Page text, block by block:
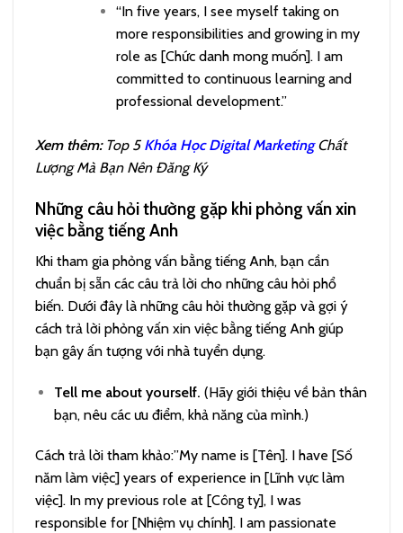
“In five years, I see myself taking on
more responsibilities and growing in my
role as [Chức danh mong muốn]. I am
committed to continuous learning and
professional development.”
Xem thêm:Top 5 Khóa Học Digital Marketing Chất
Lượng Mà Bạn Nên Đăng Ký
Những câu hỏi thường gặp khi phỏng vấn xin
việc bằng tiếng Anh
Khi tham gia phỏng vấn bằng tiếng Anh, bạn cần
chuẩn bị sẵn các câu trả lời cho những câu hỏi phổ
biến. Dưới đây là những câu hỏi thường gặp và gợi ý
cách trả lời phỏng vấn xin việc bằng tiếng Anh giúp
bạn gây ấn tượng với nhà tuyển dụng.
Tell me about yourself. (Hãy giới thiệu về bản thân
bạn, nêu các ưu điểm, khả năng của mình.)
Cách trả lời tham khảo:”My name is [Tên]. I have [Số
năm làm việc] years of experience in [Lĩnh vực làm
việc]. In my previous role at [Công ty], I was
responsible for [Nhiệm vụ chính]. I am passionate